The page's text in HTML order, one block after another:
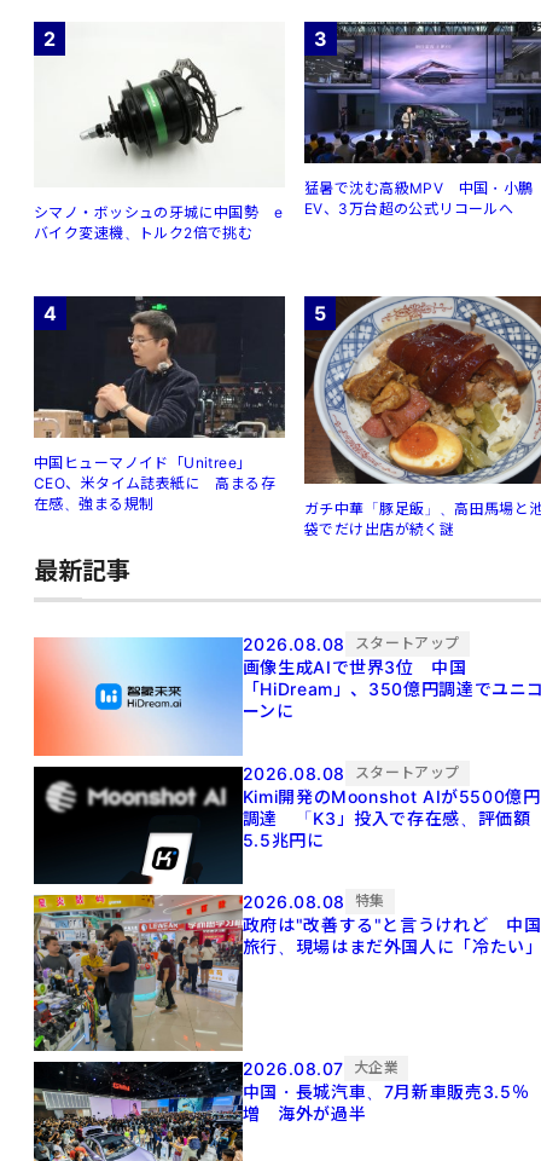
2
シマノ・ボッシュの牙城に中国勢 e
バイク変速機、トルク2倍で挑む
3
猛暑で沈む高級MPV 中国・小鵬
EV、3万台超の公式リコールへ
4
中国ヒューマノイド「Unitree」
CEO、米タイム誌表紙に 高まる存
在感、強まる規制
5
ガチ中華「豚足飯」、高田馬場と
袋でだけ出店が続く謎
最新記事
2026.08.08 スタートアップ
画像生成AIで世界3位 中国
「HiDream」、350億円調達でユニ
ーンに
2026.08.08 スタートアップ
Kimi開発のMoonshot AIが5500億円
調達 「K3」投入で存在感、評価額
5.5兆円に
2026.08.08 特集
政府は"改善する"と言うけれど 中国
旅行、現場はまだ外国人に「冷たい
2026.08.07 大企業
中国・長城汽車、7月新車販売3.5％
増 海外が過半